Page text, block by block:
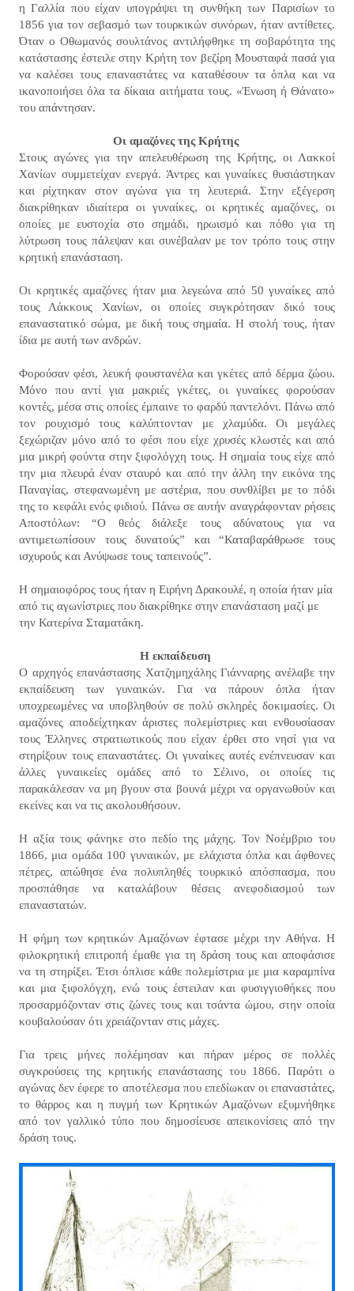
η Γαλλία που είχαν υπογράψει τη συνθήκη των Παρισίων το
1856 για τον σεβασμό των τουρκικών συνόρων, ήταν αντίθετες.
Όταν ο Οθωμανός σουλτάνος αντιλήφθηκε τη σοβαρότητα της
κατάστασης έστειλε στην Κρήτη τον βεζίρη Μουσταφά πασά για
να καλέσει τους επαναστάτες να καταθέσουν τα όπλα και να
ικανοποιήσει όλα τα δίκαια αιτήματα τους. «Ένωση ή Θάνατο»
του απάντησαν.
Οι αμαζόνες της Κρήτης
Στους αγώνες για την απελευθέρωση της Κρήτης, οι Λακκοί
Χανίων συμμετείχαν ενεργά. Άντρες και γυναίκες θυσιάστηκαν
και ρίχτηκαν στον αγώνα για τη λευτεριά. Στην εξέγερση
διακρίθηκαν ιδιαίτερα οι γυναίκες, οι κρητικές αμαζόνες, οι
οποίες με ευστοχία στο σημάδι, ηρωισμό και πόθο για τη
λύτρωση τους πάλεψαν και συνέβαλαν με τον τρόπο τους στην
κρητική επανάσταση.
Οι κρητικές αμαζόνες ήταν μια λεγεώνα από 50 γυναίκες από
τους Λάκκους Χανίων, οι οποίες συγκρότησαν δικό τους
επαναστατικό σώμα, με δική τους σημαία. Η στολή τους, ήταν
ίδια με αυτή των ανδρών.
Φορούσαν φέσι, λευκή φουστανέλα και γκέτες από δέρμα ζώου.
Μόνο που αντί για μακριές γκέτες, οι γυναίκες φορούσαν
κοντές, μέσα στις οποίες έμπαινε το φαρδύ παντελόνι. Πάνω από
τον ρουχισμό τους καλύπτονταν με χλαμύδα. Οι μεγάλες
ξεχώριζαν μόνο από το φέσι που είχε χρυσές κλωστές και από
μια μικρή φούντα στην ξιφολόγχη τους. Η σημαία τους είχε από
την μια πλευρά έναν σταυρό και από την άλλη την εικόνα της
Παναγίας, στεφανωμένη με αστέρια, που συνθλίβει με το πόδι
της το κεφάλι ενός φιδιού. Πάνω σε αυτήν αναγράφονταν ρήσεις
Αποστόλων: “Ο θεός διάλεξε τους αδύνατους για να
αντιμετωπίσουν τους δυνατούς” και “Καταβαράθρωσε τους
ισχυρούς και Ανύψωσε τους ταπεινούς”.
Η σημαιοφόρος τους ήταν η Ειρήνη Δρακουλέ, η οποία ήταν μία
από τις αγωνίστριες που διακρίθηκε στην επανάσταση μαζί με
την Κατερίνα Σταματάκη.
Η εκπαίδευση
Ο αρχηγός επανάστασης Χατζημηχάλης Γιάνναρης ανέλαβε την
εκπαίδευση των γυναικών. Για να πάρουν όπλα ήταν
υποχρεωμένες να υποβληθούν σε πολύ σκληρές δοκιμασίες. Οι
αμαζόνες αποδείχτηκαν άριστες πολεμίστριες και ενθουσίασαν
τους Έλληνες στρατιωτικούς που είχαν έρθει στο νησί για να
στηρίξουν τους επαναστάτες. Οι γυναίκες αυτές ενέπνευσαν και
άλλες γυναικείες ομάδες από το Σέλινο, οι οποίες τις
παρακάλεσαν να μη βγουν στα βουνά μέχρι να οργανωθούν και
εκείνες και να τις ακολουθήσουν.
Η αξία τους φάνηκε στο πεδίο της μάχης. Τον Νοέμβριο του
1866, μια ομάδα 100 γυναικών, με ελάχιστα όπλα και άφθονες
πέτρες, απώθησε ένα πολυπληθές τουρκικό απόσπασμα, που
προσπάθησε να καταλάβουν θέσεις ανεφοδιασμού των
επαναστατών.
Η φήμη των κρητικών Αμαζόνων έφτασε μέχρι την Αθήνα. Η
φιλοκρητική επιτροπή έμαθε για τη δράση τους και αποφάσισε
να τη στηρίξει. Έτσι όπλισε κάθε πολεμίστρια με μια καραμπίνα
και μια ξιφολόγχη, ενώ τους έστειλαν και φυσιγγιοθήκες που
προσαρμόζονταν στις ζώνες τους και τσάντα ώμου, στην οποία
κουβαλούσαν ότι χρειάζονταν στις μάχες.
Για τρεις μήνες πολέμησαν και πήραν μέρος σε πολλές
συγκρούσεις της κρητικής επανάστασης του 1866. Παρότι ο
αγώνας δεν έφερε το αποτέλεσμα που επεδίωκαν οι επαναστάτες,
το θάρρος και η πυγμή των Κρητικών Αμαζόνων εξυμνήθηκε
από τον γαλλικό τύπο που δημοσίευσε απεικονίσεις από την
δράση τους.